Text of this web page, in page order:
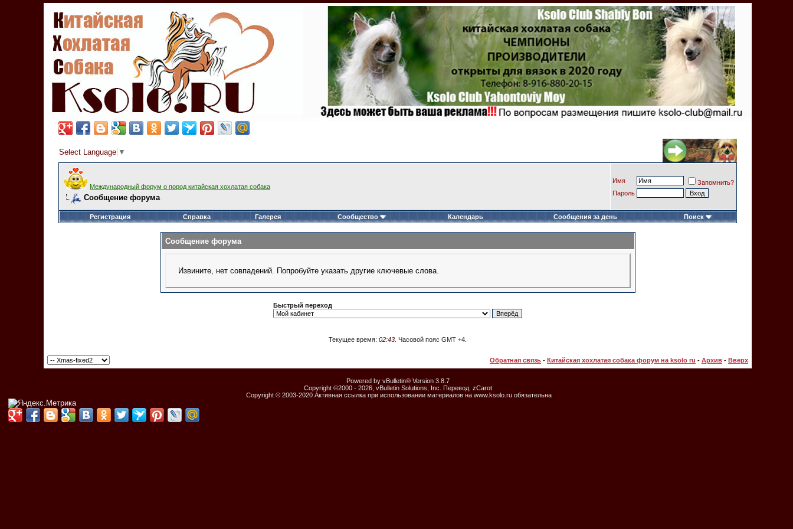
Select Language ▼
Международный форум о пород китайская хохлатая собака
Сообщение форума
Имя
Запомнить?
Пароль
Регистрация Справка Галерея Сообщество Календарь Сообщения за день Поиск
Сообщение форума
Извините, нет совпадений. Попробуйте указать другие ключевые слова.
Быстрый переход
Текущее время: 02:43 . Часовой пояс GMT +4.
Обратная связь - Китайская хохлатая собака форум на ksolo ru - Архив - Вверх
Powered by vBulletin® Version 3.8.7
Copyright ©2000 - 2026, vBulletin Solutions, Inc. Перевод: zCarot
Copyright © 2003-2020 Активная ссылка при использовании материалов на www.ksolo.ru обязательна